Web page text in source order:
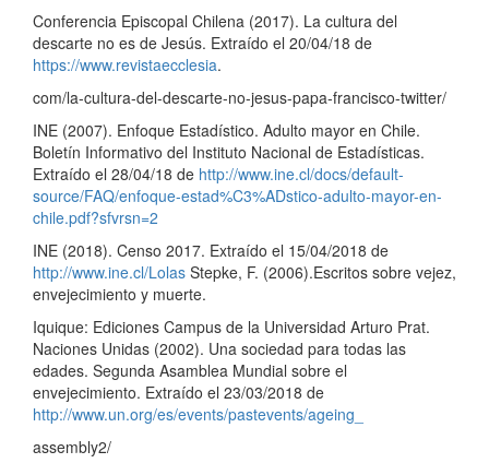
Conferencia Episcopal Chilena (2017). La cultura del
descarte no es de Jesús. Extraído el 20/04/18 de
https://www.revistaecclesia.
com/la-cultura-del-descarte-no-jesus-papa-francisco-twitter/
INE (2007). Enfoque Estadístico. Adulto mayor en Chile.
Boletín Informativo del Instituto Nacional de Estadísticas.
Extraído el 28/04/18 de http://www.ine.cl/docs/default-
source/FAQ/enfoque-estad%C3%ADstico-adulto-mayor-en-
chile.pdf?sfvrsn=2
INE (2018). Censo 2017. Extraído el 15/04/2018 de
http://www.ine.cl/Lolas Stepke, F. (2006).Escritos sobre vejez,
envejecimiento y muerte.
Iquique: Ediciones Campus de la Universidad Arturo Prat.
Naciones Unidas (2002). Una sociedad para todas las
edades. Segunda Asamblea Mundial sobre el
envejecimiento. Extraído el 23/03/2018 de
http://www.un.org/es/events/pastevents/ageing_
assembly2/